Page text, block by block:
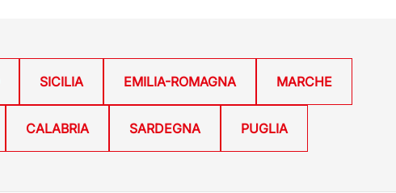
SICILIA EMILIA-ROMAGNA MARCHE
CALABRIA SARDEGNA PUGLIA